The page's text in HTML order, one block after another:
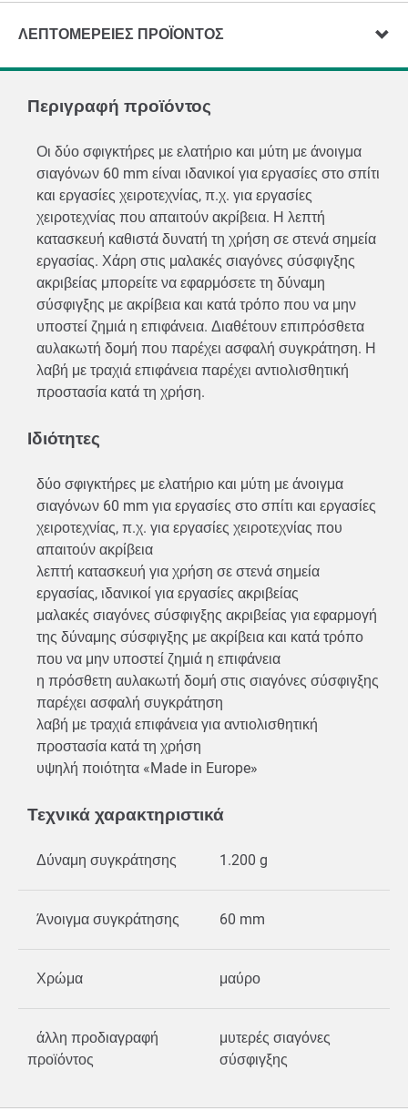
ΛΕΠΤΟΜΈΡΕΙΕΣ ΠΡΟΪΌΝΤΟΣ
Περιγραφή προϊόντος
Οι δύο σφιγκτήρες με ελατήριο και μύτη με άνοιγμα
σιαγόνων 60 mm είναι ιδανικοί για εργασίες στο σπίτι
και εργασίες χειροτεχνίας, π.χ. για εργασίες
χειροτεχνίας που απαιτούν ακρίβεια. Η λεπτή
κατασκευή καθιστά δυνατή τη χρήση σε στενά σημεία
εργασίας. Χάρη στις μαλακές σιαγόνες σύσφιγξης
ακριβείας μπορείτε να εφαρμόσετε τη δύναμη
σύσφιγξης με ακρίβεια και κατά τρόπο που να μην
υποστεί ζημιά η επιφάνεια. Διαθέτουν επιπρόσθετα
αυλακωτή δομή που παρέχει ασφαλή συγκράτηση. Η
λαβή με τραχιά επιφάνεια παρέχει αντιολισθητική
προστασία κατά τη χρήση.
Ιδιότητες
δύο σφιγκτήρες με ελατήριο και μύτη με άνοιγμα
σιαγόνων 60 mm για εργασίες στο σπίτι και εργασίες
χειροτεχνίας, π.χ. για εργασίες χειροτεχνίας που
απαιτούν ακρίβεια
λεπτή κατασκευή για χρήση σε στενά σημεία
εργασίας, ιδανικοί για εργασίες ακριβείας
μαλακές σιαγόνες σύσφιγξης ακριβείας για εφαρμογή
της δύναμης σύσφιγξης με ακρίβεια και κατά τρόπο
που να μην υποστεί ζημιά η επιφάνεια
η πρόσθετη αυλακωτή δομή στις σιαγόνες σύσφιγξης
παρέχει ασφαλή συγκράτηση
λαβή με τραχιά επιφάνεια για αντιολισθητική
προστασία κατά τη χρήση
υψηλή ποιότητα «Made in Europe»
Τεχνικά χαρακτηριστικά
Δύναμη συγκράτησης 1.200 g
Άνοιγμα συγκράτησης 60 mm
Χρώμα μαύρο
άλλη προδιαγραφή
προϊόντος
μυτερές σιαγόνες
σύσφιγξης